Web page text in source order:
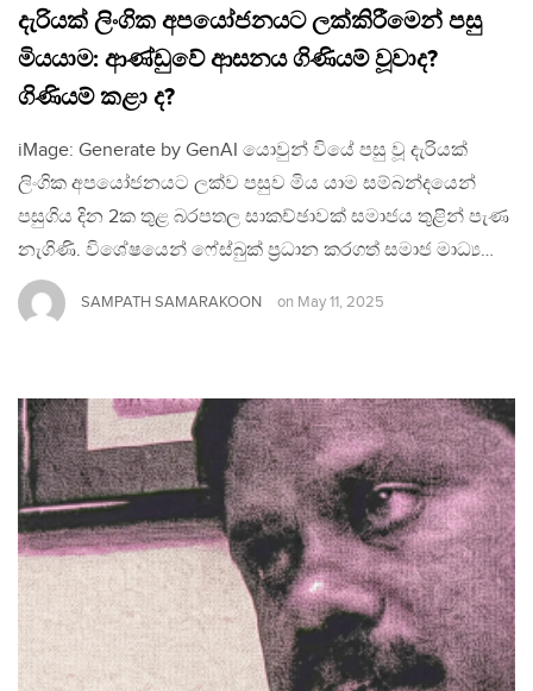
දැරියක් ලිංගික අපයෝජනයට ලක්කිරීමෙන් පසු
මියයාම: ආණ්ඩුවේ ආසනය ගිණියම් වූවාද?
ගිණියම් කළා ද?
iMage: Generate by GenAI යොවුන් වියේ පසු වූ දැරියක්
ලිංගික අපයෝජනයට ලක්ව පසුව මිය යාම සම්බන්දයෙන්
පසුගිය දින 2ක තුළ බරපතල සාකච්ඡාවක් සමාජය තුළින් පැණ
නැගිණි. විශේෂයෙන් ෆේස්බුක් ප්‍රධාන කරගත් සමාජ මාධ්‍ය…
SAMPATH SAMARAKOON on May 11, 2025